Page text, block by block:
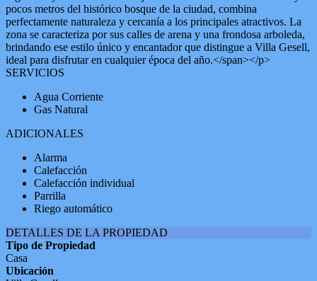
pocos metros del histórico bosque de la ciudad, combina
perfectamente naturaleza y cercanía a los principales atractivos. La
zona se caracteriza por sus calles de arena y una frondosa arboleda,
brindando ese estilo único y encantador que distingue a Villa Gesell,
ideal para disfrutar en cualquier época del año.</span></p>
SERVICIOS
Agua Corriente
Gas Natural
ADICIONALES
Alarma
Calefacción
Calefacción individual
Parrilla
Riego automático
DETALLES DE LA PROPIEDAD
Tipo de Propiedad
Casa
Ubicación